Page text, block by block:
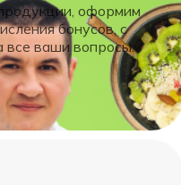
оформим
бонусов, с
все ваши вопросы.